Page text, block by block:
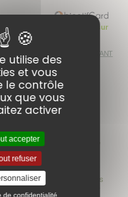
> lire l'article complet sur
SUIVANT
articles
Baby Rototo BIO : Une
Naturelle Contre les
du Nourrisson !
que jeune papa, les pleurs
utilise des
et vous
le contrôle
que vous
activer
accepter
refuser
de confidentialité